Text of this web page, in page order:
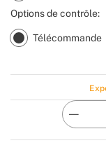
Options de contrôle:
Télécommande